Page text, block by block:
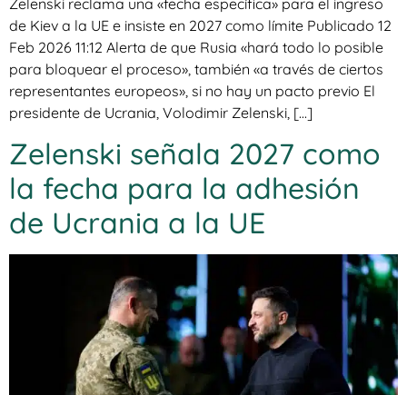
de Kiev a la UE e insiste en 2027 como límite Publicado 12
Feb 2026 11:12 Alerta de que Rusia «hará todo lo posible
para bloquear el proceso», también «a través de ciertos
representantes europeos», si no hay un pacto previo El
presidente de Ucrania, Volodimir Zelenski, […]
Zelenski señala 2027 como
la fecha para la adhesión
de Ucrania a la UE